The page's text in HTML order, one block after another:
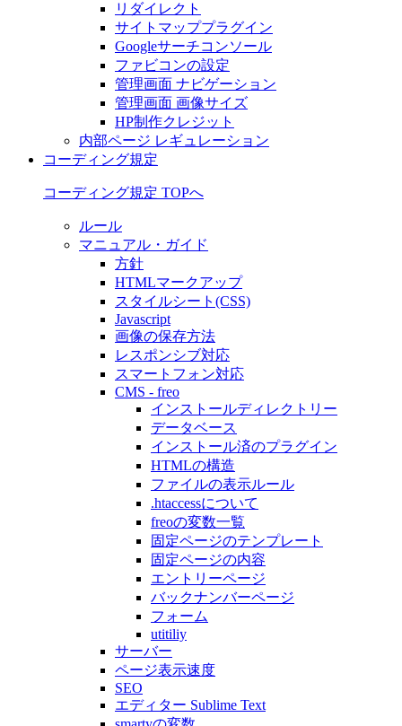
リダイレクト
サイトマッププラグイン
Googleサーチコンソール
ファビコンの設定
管理画面 ナビゲーション
管理画面 画像サイズ
HP制作クレジット
内部ページ レギュレーション
コーディング規定
コーディング規定 TOPへ
ルール
マニュアル・ガイド
方針
HTMLマークアップ
スタイルシート(CSS)
Javascript
画像の保存方法
レスポンシブ対応
スマートフォン対応
CMS - freo
インストールディレクトリー
データベース
インストール済のプラグイン
HTMLの構造
ファイルの表示ルール
.htaccessについて
freoの変数一覧
固定ページのテンプレート
固定ページの内容
エントリーページ
バックナンバーページ
フォーム
utitiliy
サーバー
ページ表示速度
SEO
エディター Sublime Text